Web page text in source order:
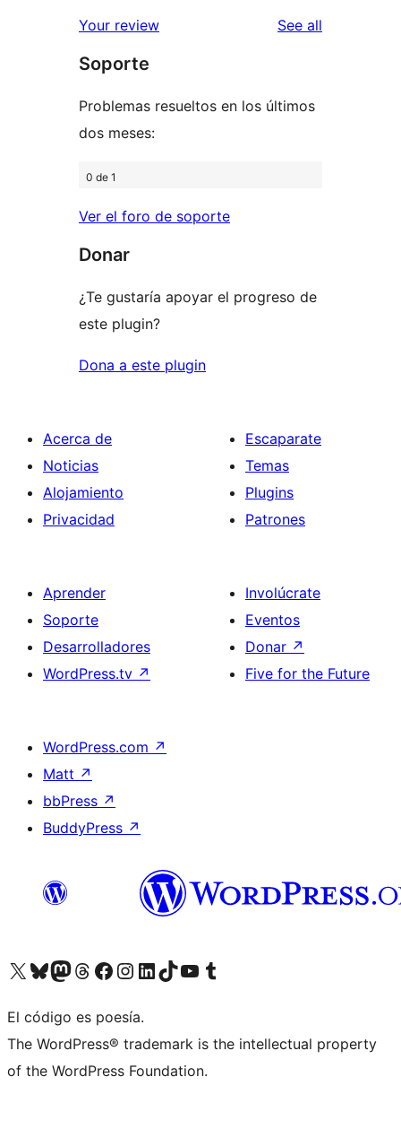
reviews
star
reviews
Your review See all
Soporte
Problemas resueltos en los últimos
dos meses:
0 de 1
Ver el foro de soporte
Donar
¿Te gustaría apoyar el progreso de
este plugin?
Dona a este plugin
Acerca de
Noticias
Alojamiento
Privacidad
Escaparate
Temas
Plugins
Patrones
Aprender
Soporte
Desarrolladores
WordPress.tv ↗
Involúcrate
Eventos
Donar ↗
Five for the Future
WordPress.com ↗
Matt ↗
bbPress ↗
BuddyPress ↗
Visita nuestra cuenta de X (anteriormente Twitter)
Visit our Bluesky account
Visit our Mastodon account
Visit our Threads account
Visita nuestra página de Facebook
Visita nuestra cuenta de Instagram
Visita nuestra cuenta de LinkedIn
Visit our TikTok account
Visita nuestro canal de YouTube
Visit our Tumblr account
El código es poesía.
The WordPress® trademark is the intellectual property
of the WordPress Foundation.